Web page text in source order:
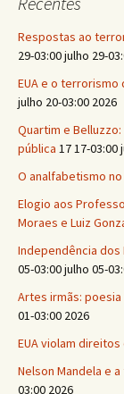
Respostas ao
29-03:00 julho 29-
EUA e o
julho 20-03:00 2026
Quartim e
pública 17 17-03:00
O analfabetismo
Elogio aos
Moraes e Luiz
Independência dos
05-03:00 julho 05-
Artes irmãs:
01-03:00 2026
EUA violam direitos
Nelson Mandela e
03:00 2026